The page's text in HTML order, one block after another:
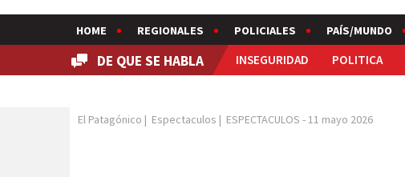
HOME REGIONALES POLICIALES PAÍS/MUNDO
DE QUE SE HABLA INSEGURIDAD POLITICA
El Patagónico | Espectaculos | ESPECTACULOS - 11 mayo 2026